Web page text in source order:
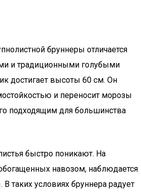
бруннеры отличается
и традиционными голубыми
достигает высоты 60 см. Он
и переносит морозы
подходящим для большинства
быстро поникают. На
навозом, наблюдается
таких условиях бруннера радует